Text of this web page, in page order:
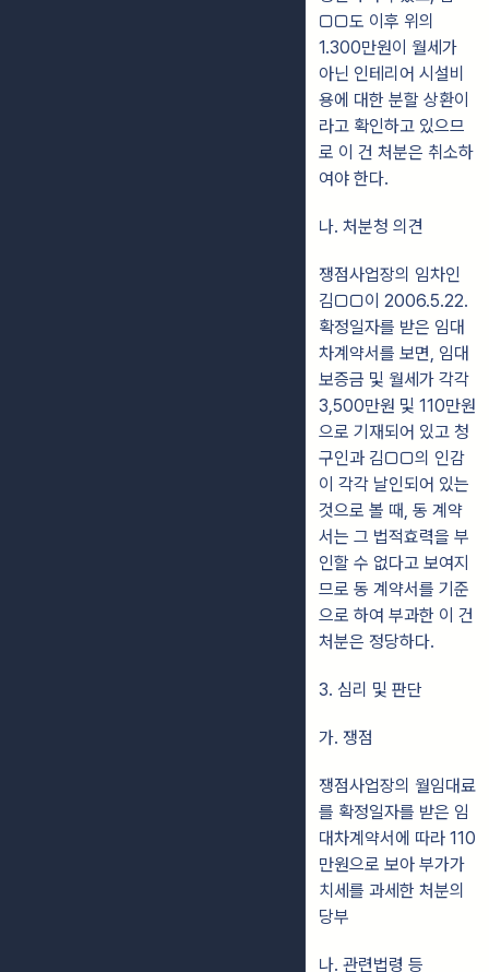
□□도 이후 위의
1.300만원이 월세가
아닌 인테리어 시설비
용에 대한 분할 상환이
라고 확인하고 있으므
로 이 건 처분은 취소하
여야 한다.
나. 처분청 의견
쟁점사업장의 임차인
김□□이 2006.5.22.
확정일자를 받은 임대
차계약서를 보면, 임대
보증금 및 월세가 각각
3,500만원 및 110만원
으로 기재되어 있고 청
구인과 김□□의 인감
이 각각 날인되어 있는
것으로 볼 때, 동 계약
서는 그 법적효력을 부
인할 수 없다고 보여지
므로 동 계약서를 기준
으로 하여 부과한 이 건
처분은 정당하다.
3. 심리 및 판단
가. 쟁점
쟁점사업장의 월임대료
를 확정일자를 받은 임
대차계약서에 따라 110
만원으로 보아 부가가
치세를 과세한 처분의
당부
나. 관련법령 등